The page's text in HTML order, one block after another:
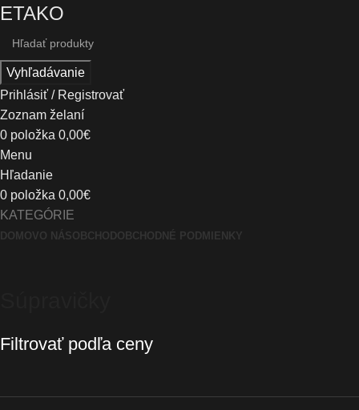
ETAKO
Vyhľadávanie
Prihlásiť / Registrovať
Zoznam želaní
0 položka 0,00€
Menu
Hľadanie
0 položka 0,00€
KATEGÓRIE
DOMOVO NÁSOBCHODOBCHODNÉ PODMIENKY
Filtrovať podľa ceny